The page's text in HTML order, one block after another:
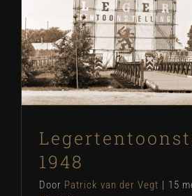
SB Historie
1948
Door Patrick van der Vegt | 15